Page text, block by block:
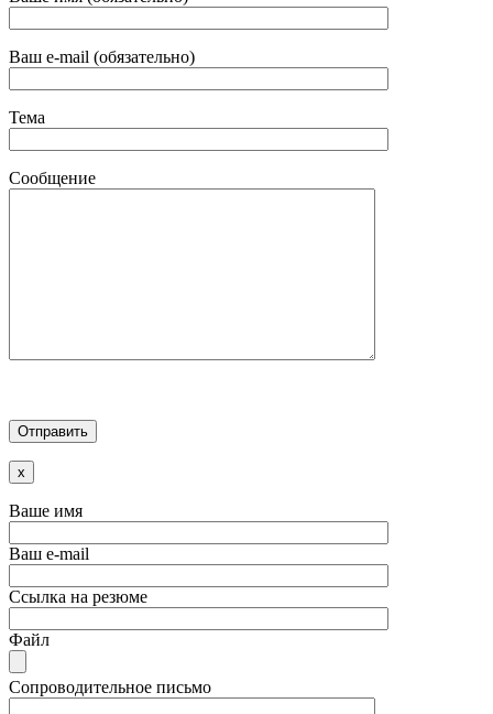
Ваш e-mail (обязательно)
Тема
Сообщение
x
Ваше имя
Ваш e-mail
Ссылка на резюме
Файл
Сопроводительное письмо